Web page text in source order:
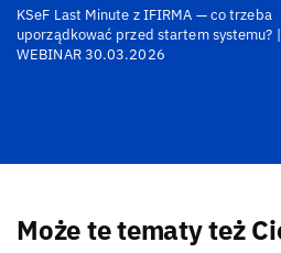
KSeF Last Minute z IFIRMA — co trzeba
uporządkować przed startem systemu? |
WEBINAR 30.03.2026
Może te tematy też